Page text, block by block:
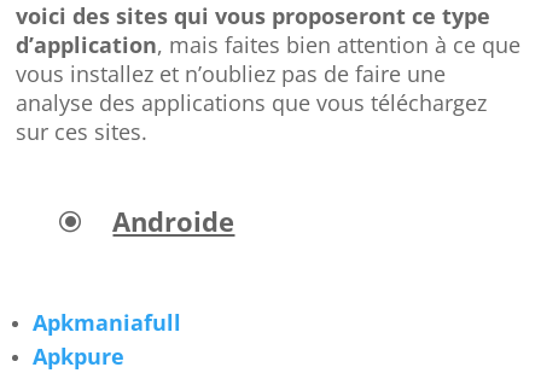
voici des sites qui vous proposeront ce type
d’application, mais faites bien attention à ce que
vous installez et n’oubliez pas de faire une
analyse des applications que vous téléchargez
sur ces sites.
\ Androide
Apkmaniafull
Apkpure